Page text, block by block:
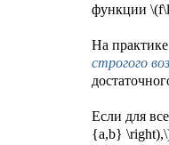
функции
На
строгого
Если для
{a,b}